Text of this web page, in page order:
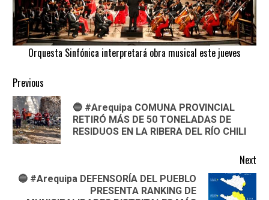
Orquesta Sinfónica interpretará obra musical este jueves
Continue
Reading
Previous
🔵 #Arequipa COMUNA PROVINCIAL
RETIRÓ MÁS DE 50 TONELADAS DE
RESIDUOS EN LA RIBERA DEL RÍO CHILI
Next
🔵 #Arequipa DEFENSORÍA DEL PUEBLO
PRESENTA RANKING DE